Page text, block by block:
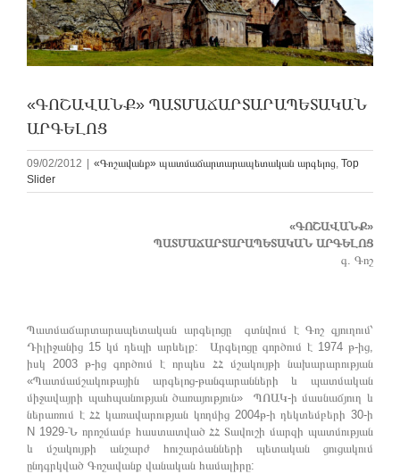
«ԳՈՇԱՎԱՆՔ» ՊԱՏՄԱՃԱՐՏԱՐԱՊԵՏԱԿԱՆ
ԱՐԳԵԼՈՑ
09/02/2012 «Գոշավանք» պատմաճարտարապետական արգելոց, Top
Slider
«ԳՈՇԱՎԱՆՔ»
ՊԱՏՄԱՃԱՐՏԱՐԱՊԵՏԱԿԱՆ ԱՐԳԵԼՈՑ
գ. Գոշ
Պատմաճարտարապետական արգելոցը գտնվում է Գոշ գյուղում՝
Դիլիջանից 15 կմ դեպի արևելք: Արգելոցը գործում է 1974 թ-ից,
իսկ 2003 թ-ից գործում է որպես ՀՀ մշակույթի նախարարության
«Պատմամշակութային արգելոց-թանգարանների և պատմական
միջավայրի պահպանության ծառայություն» ՊՈԱԿ-ի մասնաճյուղ և
ներառում է ՀՀ կառավարության կողմից 2004թ-ի դեկտեմբերի 30-ի
N 1929-Ն որոշմամբ հաստատված ՀՀ Տավուշի մարզի պատմության
և մշակույթի անշարժ հուշարձանների պետական ցուցակում
ընդգրկված Գոշավանք վանական համալիրը: